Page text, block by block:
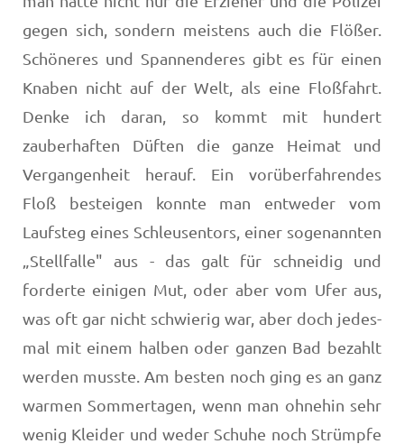
gegen sich, sondern meistens auch die Flößer.
Schöneres und Spannenderes gibt es für einen
Knaben nicht auf der Welt, als eine Floßfahrt.
Denke ich daran, so kommt mit hundert
zauberhaften Düften die gan­ze Heimat und
Vergangenheit herauf. Ein vorüberfahren­des
Floß besteigen konnte man entweder vom
Laufsteg ei­nes Schleusentors, einer sogenannten
„Stellfalle" aus - das galt für schneidig und
forderte einigen Mut, oder aber vom Ufer aus,
was oft gar nicht schwierig war, aber doch jedes­
mal mit einem halben oder ganzen Bad bezahlt
werden musste. Am besten noch ging es an ganz
warmen Sommer­tagen, wenn man ohnehin sehr
wenig Kleider und weder Schuhe noch Strümpfe